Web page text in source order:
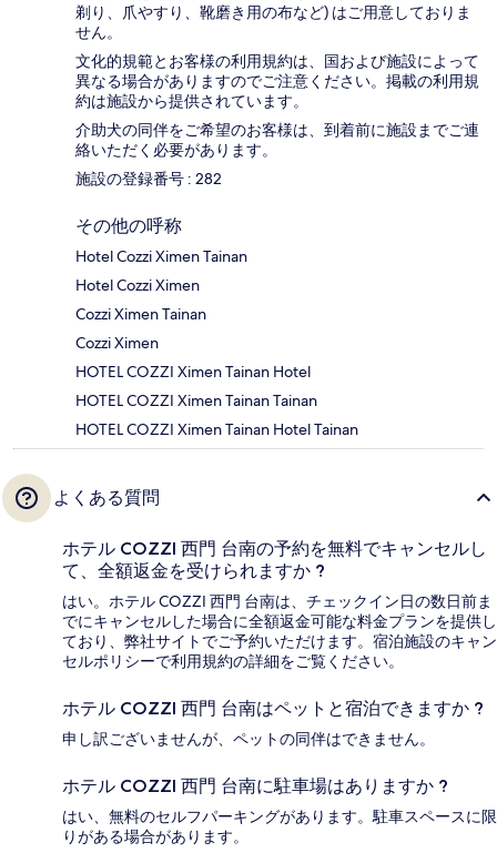
剃り、爪やすり、靴磨き用の布など) はご用意しておりま
せん。
文化的規範とお客様の利用規約は、国および施設によって
異なる場合がありますのでご注意ください。掲載の利用規
約は施設から提供されています。
介助犬の同伴をご希望のお客様は、到着前に施設までご連
絡いただく必要があります。
施設の登録番号 : 282
その他の呼称
Hotel Cozzi Ximen Tainan
Hotel Cozzi Ximen
Cozzi Ximen Tainan
Cozzi Ximen
HOTEL COZZI Ximen Tainan Hotel
HOTEL COZZI Ximen Tainan Tainan
HOTEL COZZI Ximen Tainan Hotel Tainan
よくある質問
ホテル COZZI 西門 台南の予約を無料でキャンセルし
て、全額返金を受けられますか ?
はい。ホテル COZZI 西門 台南は、チェックイン日の数日前ま
でにキャンセルした場合に全額返金可能な料金プランを提供し
ており、弊社サイトでご予約いただけます。宿泊施設のキャン
セルポリシーで利用規約の詳細をご覧ください。
ホテル COZZI 西門 台南はペットと宿泊できますか ?
申し訳ございませんが、ペットの同伴はできません。
ホテル COZZI 西門 台南に駐車場はありますか ?
はい、無料のセルフパーキングがあります。駐車スペースに限
りがある場合があります。